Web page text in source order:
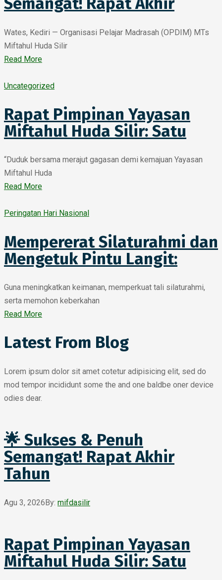
Wates, Kediri — Organisasi Pelajar Madrasah (OPDIM) MTs
Miftahul Huda Silir
Read More
Uncategorized
Rapat Pimpinan Yayasan
Miftahul Huda Silir: Satu
“Duduk bersama merajut gagasan demi kemajuan Yayasan
Miftahul Huda
Read More
Peringatan Hari Nasional
Mempererat Silaturahmi dan
Mengetuk Pintu Langit:
Guna meningkatkan keimanan, memperkuat tali silaturahmi,
serta memohon keberkahan
Read More
Latest From Blog
Lorem ipsum dolor sit amet cotetur adipisicing elit, sed do
mod tempor incididunt some the and one baldbe oner device
odies dear.
🌟 Sukses & Penuh
Semangat! Rapat Akhir
Tahun
Agu 3, 2026By: mifdasilir
Rapat Pimpinan Yayasan
Miftahul Huda Silir: Satu